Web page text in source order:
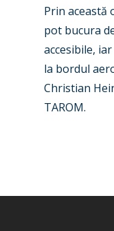
Prin această
pot bucura
accesibile,
la bordul
Christian
TAROM.